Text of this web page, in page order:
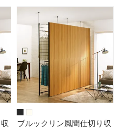
ブルックリン風間仕切り収